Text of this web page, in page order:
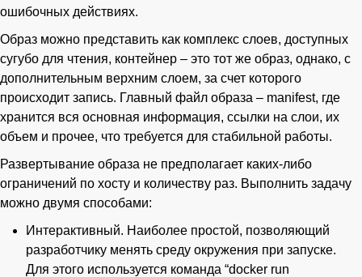
ошибочных действиях.
Образ можно представить как комплекс слоев, доступных
сугубо для чтения, контейнер – это тот же образ, однако, с
дополнительным верхним слоем, за счет которого
происходит запись. Главный файл образа – manifest, где
хранится вся основная информация, ссылки на слои, их
объем и прочее, что требуется для стабильной работы.
Развертывание образа не предполагает каких-либо
ограничений по хосту и количеству раз. Выполнить задачу
можно двумя способами:
Интерактивный. Наиболее простой, позволяющий
разработчику менять среду окружения при запуске.
Для этого используется команда “docker run